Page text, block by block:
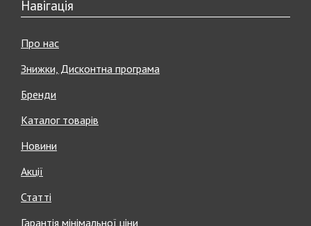
Навігація
Про нас
Знижки, Дисконтна програма
Бренди
Каталог товарів
Новини
Акції
Статті
Гарантія мінімальної ціни